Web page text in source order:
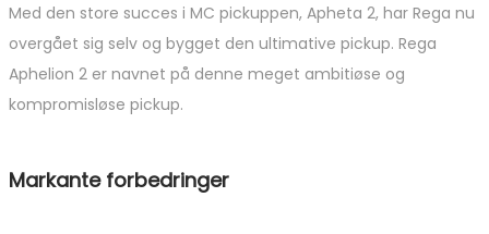
Med den store succes i MC pickuppen, Apheta 2, har Rega nu
overgået sig selv og bygget den ultimative pickup. Rega
Aphelion 2 er navnet på denne meget ambitiøse og
kompromisløse pickup.
Markante forbedringer